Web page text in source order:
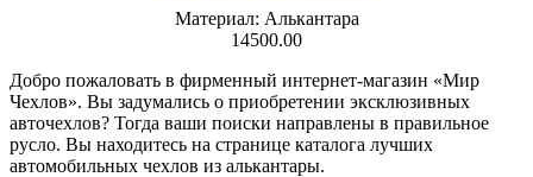
Материал: Алькантара
14500.00
Добро пожаловать в фирменный интернет-магазин «Мир
Чехлов». Вы задумались о приобретении эксклюзивных
авточехлов? Тогда ваши поиски направлены в правильное
русло. Вы находитесь на странице каталога лучших
автомобильных чехлов из алькантары.